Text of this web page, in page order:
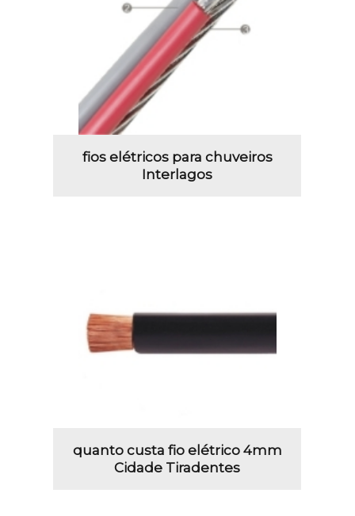
fios elétricos para chuveiros
Interlagos
quanto custa fio elétrico 4mm
Cidade Tiradentes